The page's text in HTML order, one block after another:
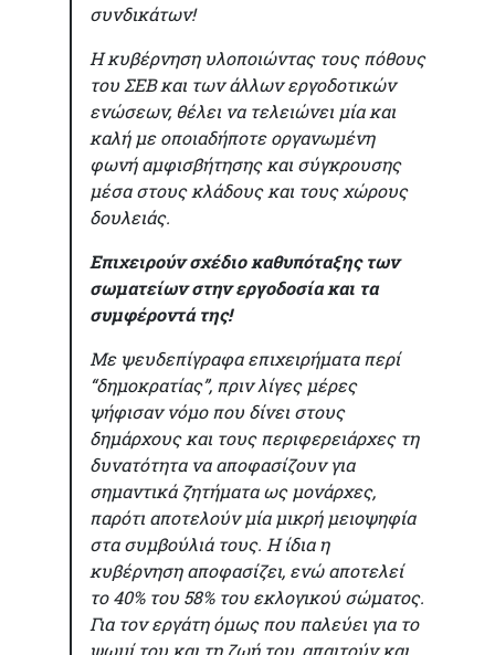
συνδικάτων!
Η κυβέρνηση υλοποιώντας τους πόθους
του ΣΕΒ και των άλλων εργοδοτικών
ενώσεων, θέλει να τελειώνει μία και
καλή με οποιαδήποτε οργανωμένη
φωνή αμφισβήτησης και σύγκρουσης
μέσα στους κλάδους και τους χώρους
δουλειάς.
Επιχειρούν σχέδιο καθυπόταξης των
σωματείων στην εργοδοσία και τα
συμφέροντά της!
Με ψευδεπίγραφα επιχειρήματα περί
“δημοκρατίας”, πριν λίγες μέρες
ψήφισαν νόμο που δίνει στους
δημάρχους και τους περιφερειάρχες τη
δυνατότητα να αποφασίζουν για
σημαντικά ζητήματα ως μονάρχες,
παρότι αποτελούν μία μικρή μειοψηφία
στα συμβούλιά τους. Η ίδια η
κυβέρνηση αποφασίζει, ενώ αποτελεί
το 40% του 58% του εκλογικού σώματος.
Για τον εργάτη όμως που παλεύει για το
ψωμί του και τη ζωή του, απαιτούν και